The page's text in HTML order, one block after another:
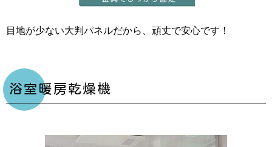
目地が少ない大判パネルだから、頑丈で安心です！
浴室暖房乾燥機